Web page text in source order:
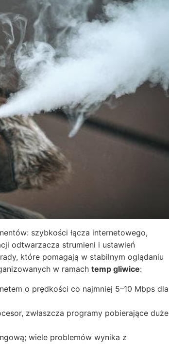
szybkości łącza internetowego,
odtwarzacza strumieni i ustawień
które pomagają w stabilnym oglądaniu
w ramach temp gliwice:
o prędkości co najmniej 5–10 Mbps dla
zwłaszcza programy pobierające duże
wiele problemów wynika z